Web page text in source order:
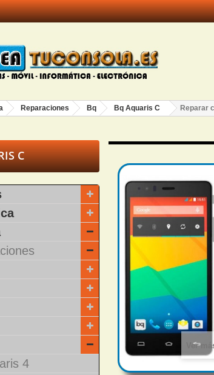
Reparaciones Bq Bq Aquaris C Reparar
C
4
Ver